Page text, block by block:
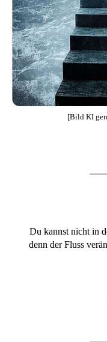
[Bild KI
Du kannst nicht in
denn der Fluss